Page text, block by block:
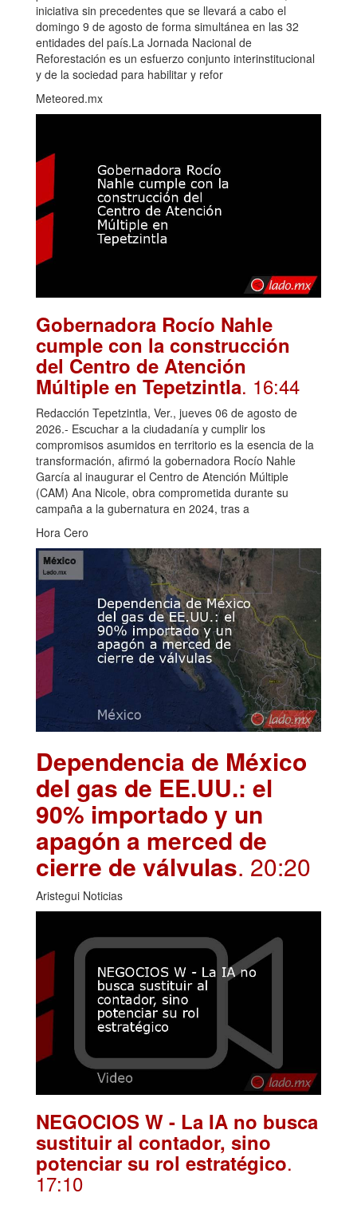
iniciativa sin precedentes que se llevará a cabo el
domingo 9 de agosto de forma simultánea en las 32
entidades del país.La Jornada Nacional de
Reforestación es un esfuerzo conjunto interinstitucional
y de la sociedad para habilitar y refor
Meteored.mx
Gobernadora Rocío Nahle
cumple con la construcción
del Centro de Atención
Múltiple en Tepetzintla. 16:44
Redacción Tepetzintla, Ver., jueves 06 de agosto de
2026.- Escuchar a la ciudadanía y cumplir los
compromisos asumidos en territorio es la esencia de la
transformación, afirmó la gobernadora Rocío Nahle
García al inaugurar el Centro de Atención Múltiple
(CAM) Ana Nicole, obra comprometida durante su
campaña a la gubernatura en 2024, tras a
Hora Cero
Dependencia de México
del gas de EE.UU.: el
90% importado y un
apagón a merced de
cierre de válvulas. 20:20
Aristegui Noticias
NEGOCIOS W - La IA no busca
sustituir al contador, sino
potenciar su rol estratégico.
17:10